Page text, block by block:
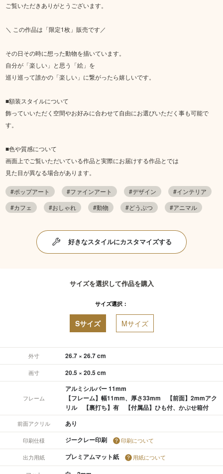
ご覧いただきありがとうございます。
＼ この作品は「限定1枚」販売です／
その日その時に想った動物を描いています。
自分が「楽しい」と思う「絵」を
巡り巡って誰かの「楽しい」に繋がったら嬉しいです。
■額装スタイルについて
飾っていいただく空間やお好みに合わせて自由にお選びいただく事も可能で
す。
■色や質感について
画面上でご覧いただいている作品と実際にお届けする作品とでは
見た目が異なる場合があります。
#ポップアート #ファインアート #デザイン
#インテリア
#カフェ
#おしゃれ #動物 #どうぶつ #アニマル
好きなスタイルにカスタマイズする
サイズを選択して作品を購入
サイズ選択：
Sサイズ Mサイズ
外寸 26.7 × 26.7 cm
画寸 20.5 × 20.5 cm
フレーム
アルミシルバー 11mm
【フレーム】幅11mm、厚さ33mm 【前面】2mmアク
リル 【裏打ち】有 【付属品】ひも付、かぶせ箱付
前面アクリル あり
印刷仕様 ジークレー印刷 印刷について
出力用紙 プレミアムマット紙 用紙について